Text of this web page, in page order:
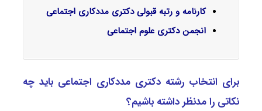
کارنامه و رتبه قبولی دکتری مددکاری اجتماعی
انجمن دکتری علوم اجتماعی
برای انتخاب رشته دکتری مددکاری اجتماعی باید چه
نکاتی را مدنظر داشته باشیم؟